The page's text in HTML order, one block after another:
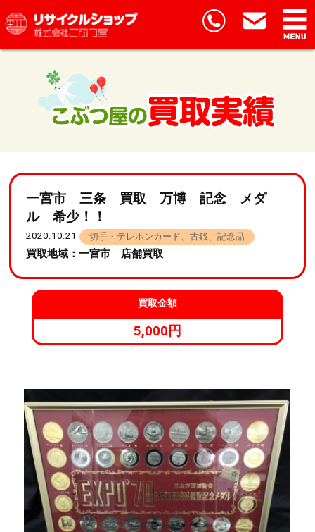
一宮市 三条 買取 万博 記念 メダ
ル 希少！！
2020.10.21 切手・テレホンカード、古銭、記念品
買取地域：一宮市 店舗買取
買取金額
5,000円